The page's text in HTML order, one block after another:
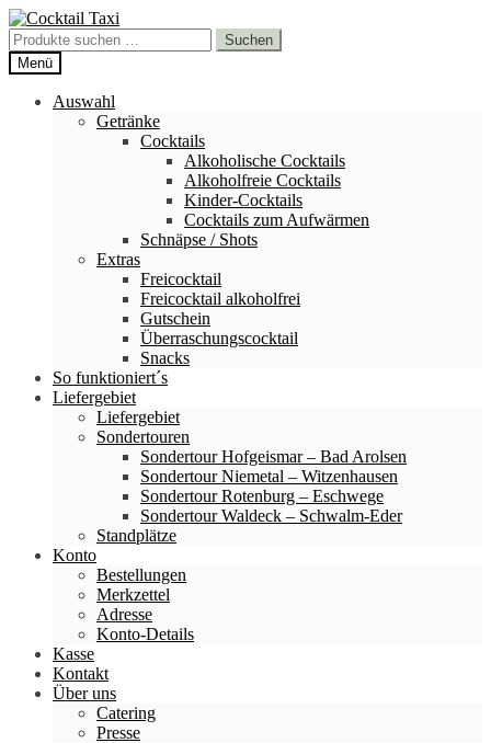
Zur
Navigation
springen
Zum
Inhalt
springen
Suchen
nach:
Suchen
Menü
Auswahl
Getränke
Cocktails
Alkoholische Cocktails
Alkoholfreie Cocktails
Kinder-Cocktails
Cocktails zum Aufwärmen
Schnäpse / Shots
Extras
Freicocktail
Freicocktail alkoholfrei
Gutschein
Überraschungscocktail
Snacks
So funktioniert´s
Liefergebiet
Liefergebiet
Sondertouren
Sondertour Hofgeismar – Bad Arolsen
Sondertour Niemetal – Witzenhausen
Sondertour Rotenburg – Eschwege
Sondertour Waldeck – Schwalm-Eder
Standplätze
Konto
Bestellungen
Merkzettel
Adresse
Konto-Details
Kasse
Kontakt
Über uns
Catering
Presse